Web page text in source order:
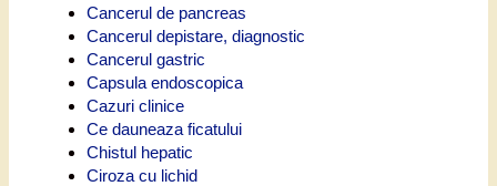
Cancerul de pancreas
Cancerul depistare, diagnostic
Cancerul gastric
Capsula endoscopica
Cazuri clinice
Ce dauneaza ficatului
Chistul hepatic
Ciroza cu lichid